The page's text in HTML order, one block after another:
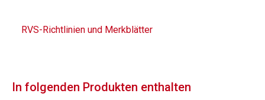
RVS-Richtlinien und Merkblätter
In folgenden Produkten enthalten